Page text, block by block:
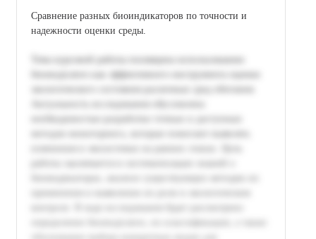
Сравнение разных биоиндикаторов по точности и
надежности оценки среды.